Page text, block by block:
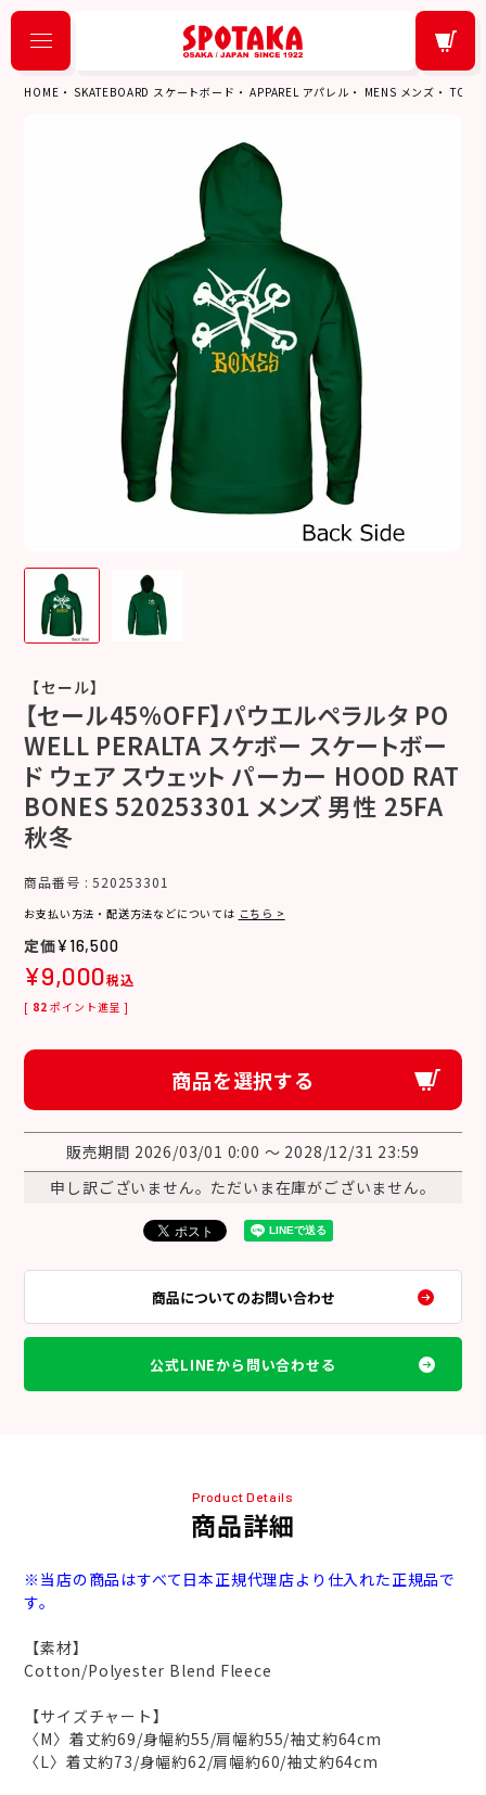
HOME SKATEBOARD スケートボード APPAREL アパレル MENS メンズ TOPS
【セール】
【セール45%OFF】パウエルペラルタ PO
WELL PERALTA スケボー スケートボー
ド ウェア スウェット パーカー HOOD RAT
BONES 520253301 メンズ 男性 25FA
秋冬
商品番号 520253301
お支払い方法・配送方法などについては こちら >
¥16,500
¥9,000税込
[ 82 ポイント進呈 ]
商品を選択する
販売期間 2026/03/01 0:00 〜 2028/12/31 23:59
申し訳ございません。ただいま在庫がございません。
商品についてのお問い合わせ
公式LINEから問い合わせる
Product Details
商品詳細
※当店の商品はすべて日本正規代理店より仕入れた正規品で
す。
【素材】
Cotton/Polyester Blend Fleece
【サイズチャート】
〈M〉着丈約69/身幅約55/肩幅約55/袖丈約64cm
〈L〉着丈約73/身幅約62/肩幅約60/袖丈約64cm